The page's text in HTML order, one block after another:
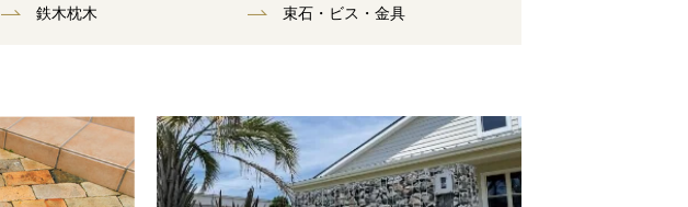
鉄木枕木
束⽯・ビス・⾦具